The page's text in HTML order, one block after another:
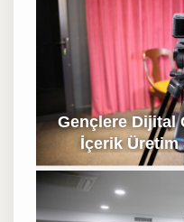
Gençlere Dijital
İçerik